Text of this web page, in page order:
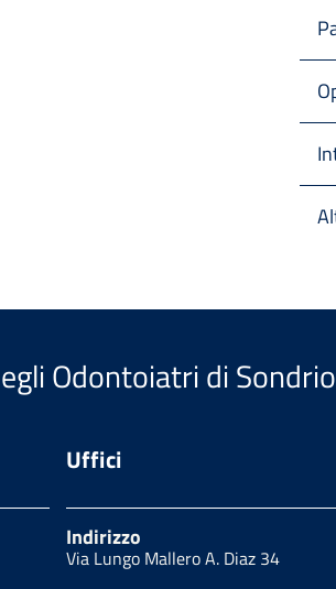
Odontoiatri di Sondrio
Uffici
Indirizzo
Via Lungo Mallero A. Diaz 34